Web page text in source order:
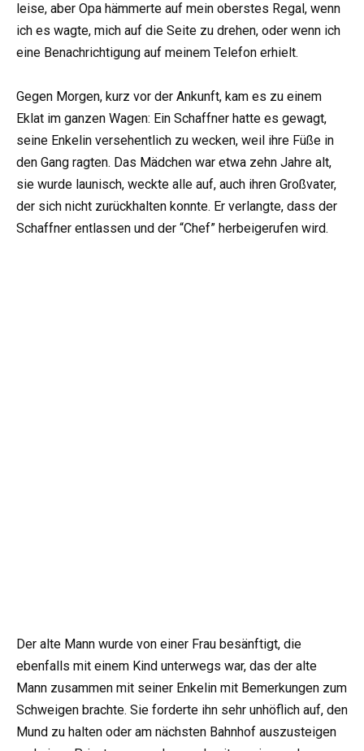
leise, aber Opa hämmerte auf mein oberstes Regal, wenn
ich es wagte, mich auf die Seite zu drehen, oder wenn ich
eine Benachrichtigung auf meinem Telefon erhielt.
Gegen Morgen, kurz vor der Ankunft, kam es zu einem
Eklat im ganzen Wagen: Ein Schaffner hatte es gewagt,
seine Enkelin versehentlich zu wecken, weil ihre Füße in
den Gang ragten. Das Mädchen war etwa zehn Jahre alt,
sie wurde launisch, weckte alle auf, auch ihren Großvater,
der sich nicht zurückhalten konnte. Er verlangte, dass der
Schaffner entlassen und der “Chef” herbeigerufen wird.
Der alte Mann wurde von einer Frau besänftigt, die
ebenfalls mit einem Kind unterwegs war, das der alte
Mann zusammen mit seiner Enkelin mit Bemerkungen zum
Schweigen brachte. Sie forderte ihn sehr unhöflich auf, den
Mund zu halten oder am nächsten Bahnhof auszusteigen